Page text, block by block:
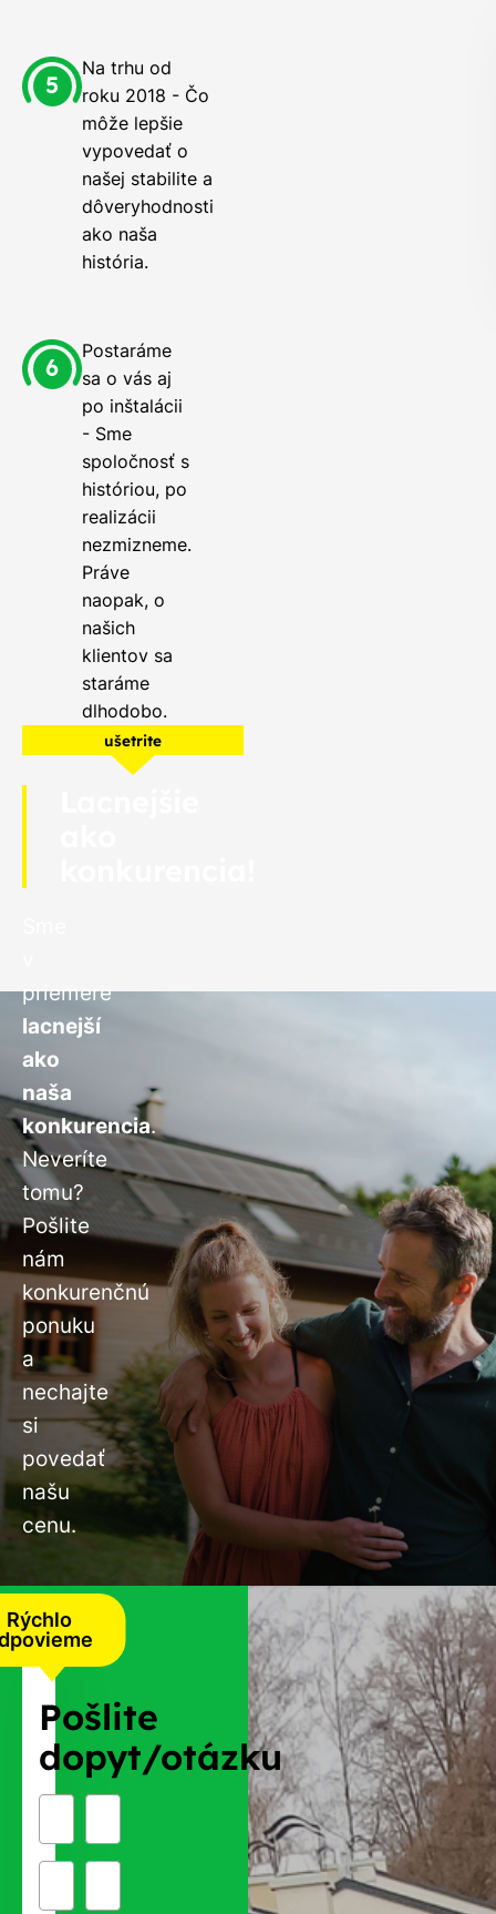
Na trhu od
roku 2018 - Čo
môže lepšie
vypovedať o
našej stabilite a
dôveryhodnosti
ako naša
história.
Postaráme
sa o vás aj
po inštalácii
- Sme
spoločnosť s
históriou, po
realizácii
nezmizneme.
Práve
naopak, o
našich
klientov sa
staráme
dlhodobo.
ušetrite
priemere
lacnejší
ako
naša
konkurencia.
Neveríte
tomu?
Pošlite
nám
konkurenčnú
ponuku
a
nechajte
si
povedať
našu
cenu.
Rýchlo
Pošlite
dopyt/otázku